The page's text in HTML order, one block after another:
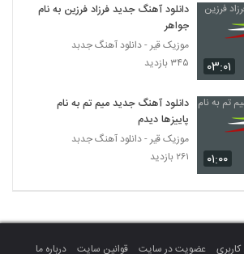
آهنگ امیر پاشا بنام کی میگه
Maziar Fallahi Nazanin
۴۰۸ بازدید
دانلود آهنگ محمد معتمدی شرایط خاص
(Mohamad Motamedi Sharayete
Khas)
۴۰۴ بازدید
آهنگ مرتضی اشرفی بنام جان جانان
۰۳:۰۱
دانلود آهنگ جدید فرزاد فرزین به نام
جواهر
موزیک قیر - دانلود آهنگ جدبد
۳۴۵ بازدید
۰۱:۰۰
دانلود آهنگ جدید میم تم به نام
پاییزها دیدم
موزیک قیر - دانلود آهنگ جدبد
۲۶۱ بازدید
عضویت در سایت قوانین سایت درباره ما